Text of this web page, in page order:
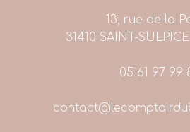
13, rue de la
31410 SAINT-
05 61 97 99